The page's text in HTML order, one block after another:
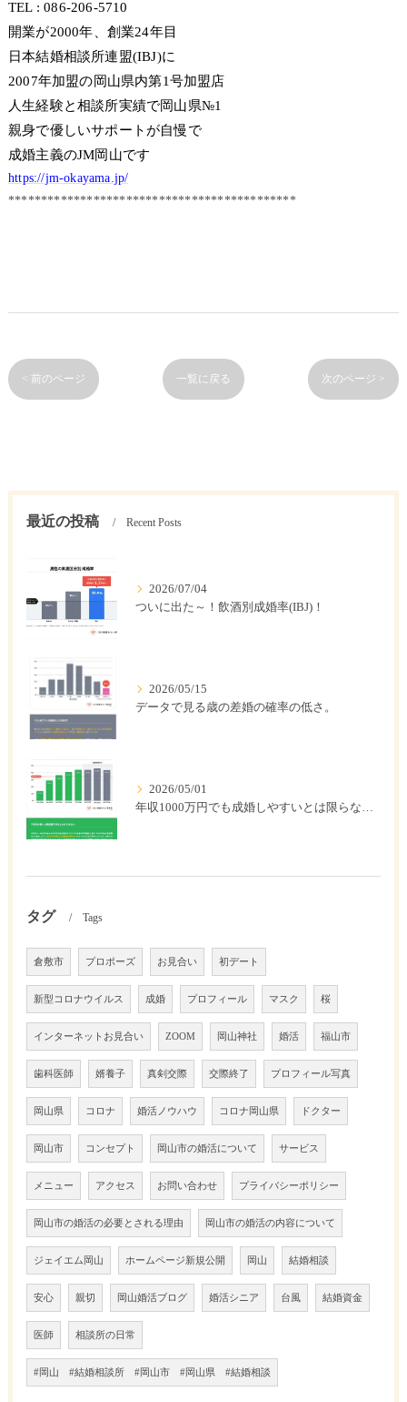
TEL : 086-206-5710
開業が2000年、創業24年目
日本結婚相談所連盟(IBJ)に
2007年加盟の岡山県内第1号加盟店
人生経験と相談所実績で岡山県№1
親身で優しいサポートが自慢で
成婚主義のJM岡山です
https://jm-okayama.jp/
********************************************
< 前のページ 一覧に戻る 次のページ >
最近の投稿 Recent Posts
2026/07/04
ついに出た～！飲酒別成婚率(IBJ)！
2026/05/15
データで見る歳の差婚の確率の低さ。
2026/05/01
年収1000万円でも成婚しやすいとは限らない? 「年収帯別の成婚率」のリアル
タグ Tags
倉敷市 プロポーズ お見合い 初デート
新型コロナウイルス 成婚 プロフィール マスク 桜
インターネットお見合い ZOOM 岡山神社 婚活 福山市
歯科医師 婿養子 真剣交際 交際終了 プロフィール写真
岡山県 コロナ 婚活ノウハウ コロナ岡山県 ドクター
岡山市 コンセプト 岡山市の婚活について サービス
メニュー アクセス お問い合わせ プライバシーポリシー
岡山市の婚活の必要とされる理由 岡山市の婚活の内容について
ジェイエム岡山 ホームページ新規公開 岡山 結婚相談
安心 親切 岡山婚活ブログ 婚活シニア 台風 結婚資金
医師 相談所の日常
#岡山 #結婚相談所 #岡山市 #岡山県 #結婚相談